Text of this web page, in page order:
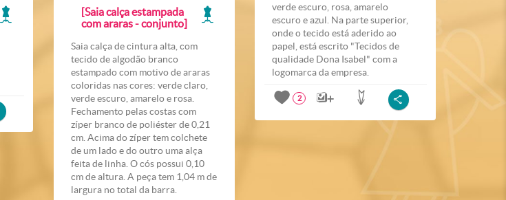
[Saia calça estampada
com araras - conjunto]
Saia calça de cintura alta, com
tecido de algodão branco
estampado com motivo de araras
coloridas nas cores: verde claro,
verde escuro, amarelo e rosa.
Fechamento pelas costas com
zíper branco de poliéster de 0,21
cm. Acima do zíper tem colchete
de um lado e do outro uma alça
feita de linha. O cós possui 0,10
cm de altura. A peça tem 1,04 m de
largura no total da barra.
verde escuro, rosa, amarelo
escuro e azul. Na parte superior,
onde o tecido está aderido ao
papel, está escrito "Tecidos de
qualidade Dona Isabel" com a
logomarca da empresa.
2